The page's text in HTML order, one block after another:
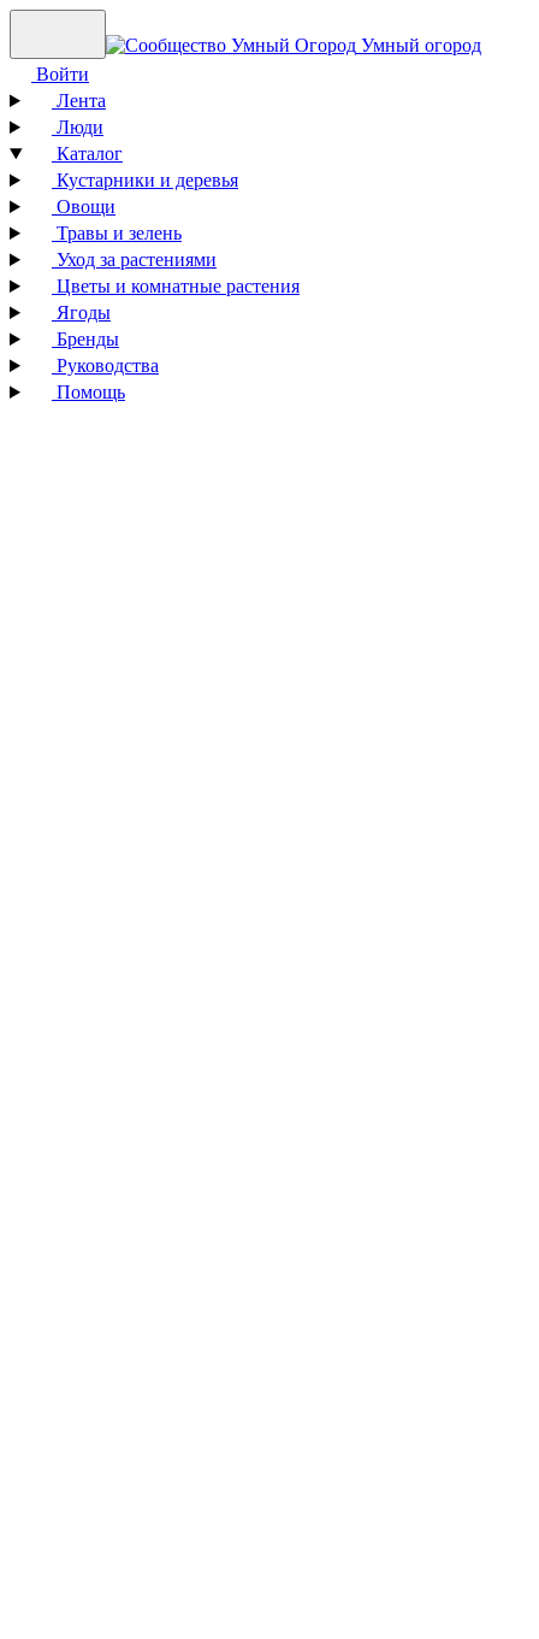
Умный огород
Войти
Лента
Люди
Каталог
Кустарники и деревья
Овощи
Травы и зелень
Уход за растениями
Цветы и комнатные растения
Ягоды
Бренды
Руководства
Помощь